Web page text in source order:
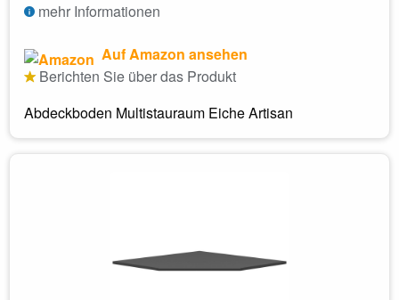
mehr Informationen
Auf Amazon ansehen
Berichten Sie über das Produkt
Abdeckboden Multistauraum Eiche Artisan